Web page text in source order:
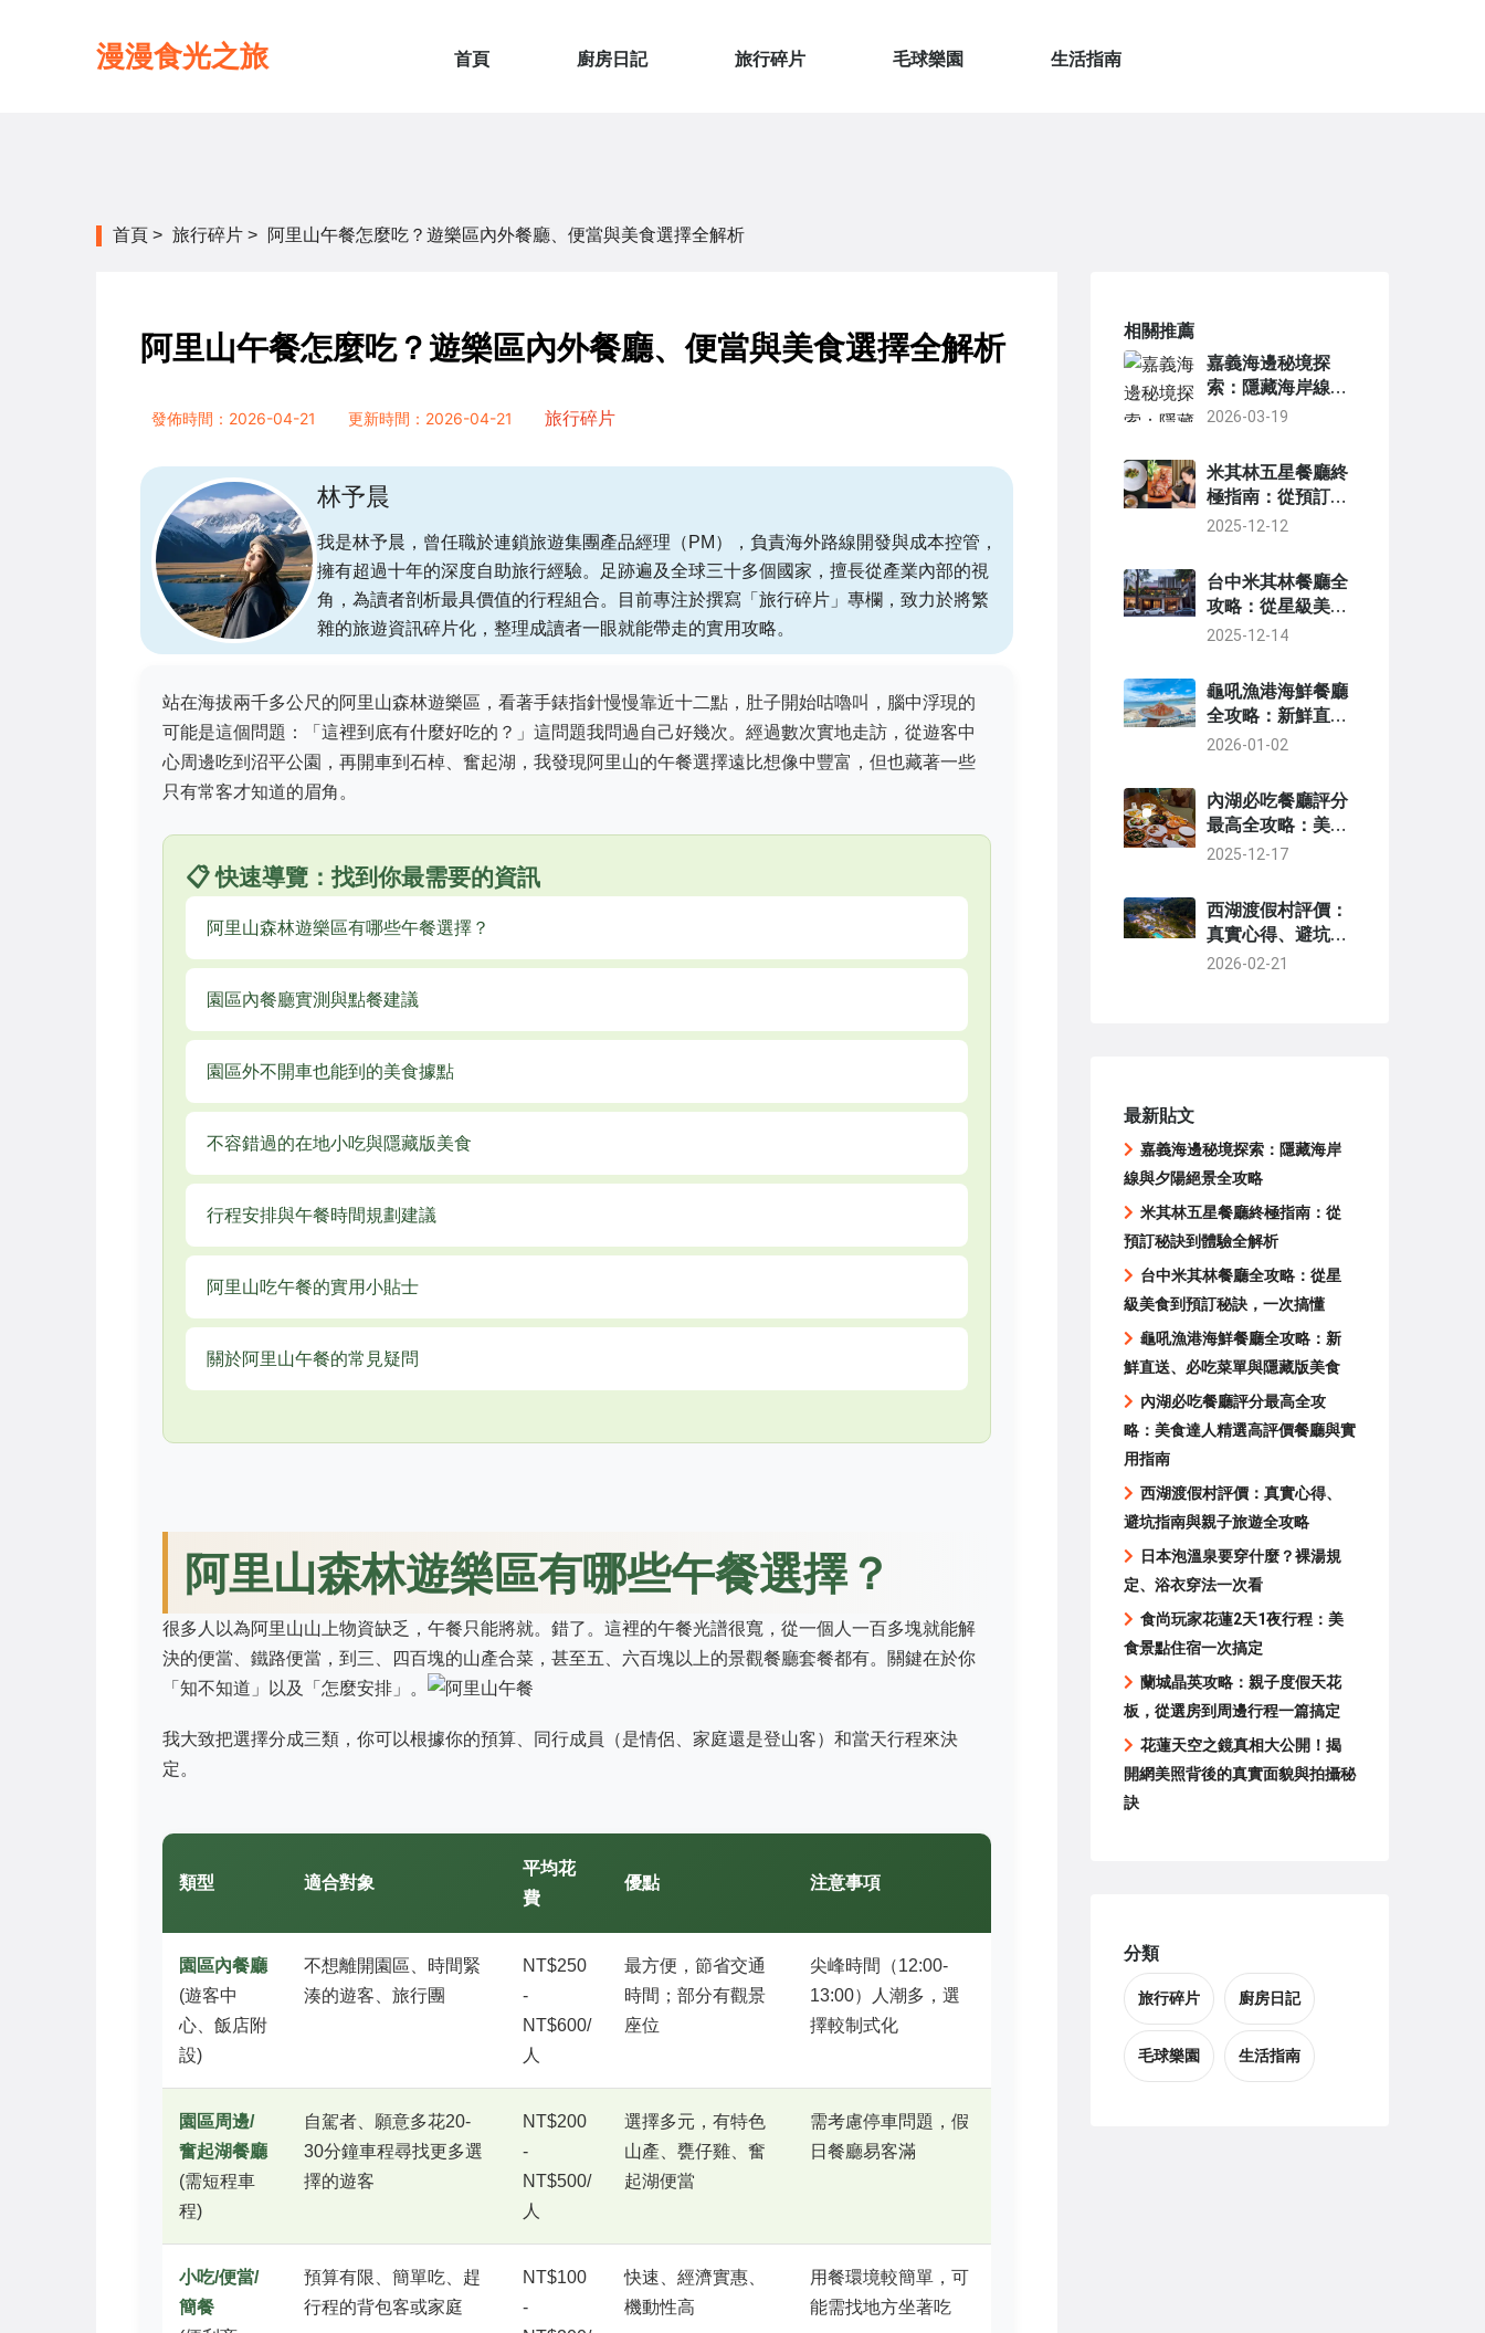
漫漫食光之旅 首頁 廚房日記 旅行碎片 毛球樂園 生活指南
首頁 > 旅行碎片 > 阿里山午餐怎麼吃？遊樂區內外餐廳、便當與美食選擇全解析
阿里山午餐怎麼吃？遊樂區內外餐廳、便當與美食選擇全解析
發佈時間：2026-04-21 更新時間：2026-04-21 旅行碎片
林予晨
我是林予晨，曾任職於連鎖旅遊集團產品經理（PM），負責海外路線開發與成本控管，
擁有超過十年的深度自助旅行經驗。足跡遍及全球三十多個國家，擅長從產業內部的視
角，為讀者剖析最具價值的行程組合。目前專注於撰寫「旅行碎片」專欄，致力於將繁
雜的旅遊資訊碎片化，整理成讀者一眼就能帶走的實用攻略。
站在海拔兩千多公尺的阿里山森林遊樂區，看著手錶指針慢慢靠近十二點，肚子開始咕嚕叫，腦中浮現的
可能是這個問題：「這裡到底有什麼好吃的？」這問題我問過自己好幾次。經過數次實地走訪，從遊客中
心周邊吃到沼平公園，再開車到石棹、奮起湖，我發現阿里山的午餐選擇遠比想像中豐富，但也藏著一些
只有常客才知道的眉角。
📋 快速導覽：找到你最需要的資訊
阿里山森林遊樂區有哪些午餐選擇？
園區內餐廳實測與點餐建議
園區外不開車也能到的美食據點
不容錯過的在地小吃與隱藏版美食
行程安排與午餐時間規劃建議
阿里山吃午餐的實用小貼士
關於阿里山午餐的常見疑問
阿里山森林遊樂區有哪些午餐選擇？
很多人以為阿里山山上物資缺乏，午餐只能將就。錯了。這裡的午餐光譜很寬，從一個人一百多塊就能解
決的便當、鐵路便當，到三、四百塊的山產合菜，甚至五、六百塊以上的景觀餐廳套餐都有。關鍵在於你
「知不知道」以及「怎麼安排」。
我大致把選擇分成三類，你可以根據你的預算、同行成員（是情侶、家庭還是登山客）和當天行程來決
定。
類型 適合對象
平均花
費
優點 注意事項
園區內餐廳
(遊客中
心、飯店附
設)
不想離開園區、時間緊
湊的遊客、旅行團
NT$250
-
NT$600/
人
最方便，節省交通
時間；部分有觀景
座位
尖峰時間（12:00-
13:00）人潮多，選
擇較制式化
園區周邊/
奮起湖餐廳
(需短程車
程)
自駕者、願意多花20-
30分鐘車程尋找更多選
擇的遊客
NT$200
-
NT$500/
人
選擇多元，有特色
山產、甕仔雞、奮
起湖便當
需考慮停車問題，假
日餐廳易客滿
小吃/便當/
簡餐
預算有限、簡單吃、趕
行程的背包客或家庭
NT$100
-
快速、經濟實惠、
機動性高
用餐環境較簡單，可
能需找地方坐著吃
相關推薦
嘉義海邊秘境探
索：隱藏海岸線與
夕陽絕景全攻略
2026-03-19
米其林五星餐廳終
極指南：從預訂秘
訣到體驗全解析
2025-12-12
台中米其林餐廳全
攻略：從星級美食
到預訂秘訣，一次
2025-12-14
龜吼漁港海鮮餐廳
全攻略：新鮮直
送、必吃菜單與隱
2026-01-02
內湖必吃餐廳評分
最高全攻略：美食
達人精選高評價餐
2025-12-17
西湖渡假村評價：
真實心得、避坑指
南與親子旅遊全攻
2026-02-21
最新貼文
嘉義海邊秘境探索：隱藏海岸
線與夕陽絕景全攻略
米其林五星餐廳終極指南：從
預訂秘訣到體驗全解析
台中米其林餐廳全攻略：從星
級美食到預訂秘訣，一次搞懂
龜吼漁港海鮮餐廳全攻略：新
鮮直送、必吃菜單與隱藏版美食
內湖必吃餐廳評分最高全攻
略：美食達人精選高評價餐廳與實
用指南
西湖渡假村評價：真實心得、
避坑指南與親子旅遊全攻略
日本泡溫泉要穿什麼？裸湯規
定、浴衣穿法一次看
食尚玩家花蓮2天1夜行程：美
食景點住宿一次搞定
蘭城晶英攻略：親子度假天花
板，從選房到周邊行程一篇搞定
花蓮天空之鏡真相大公開！揭
開網美照背後的真實面貌與拍攝秘
訣
分類
旅行碎片 廚房日記
毛球樂園 生活指南